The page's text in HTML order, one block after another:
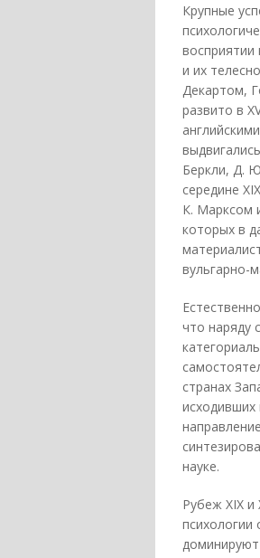
Крупные
восприятии
и их
Декартом,
развито в
Беркли, Д.
середине
К. Марксом
которых в
вульгарно-
что наряду
странах
науке.
Рубеж XIX и
психологии
доминируют